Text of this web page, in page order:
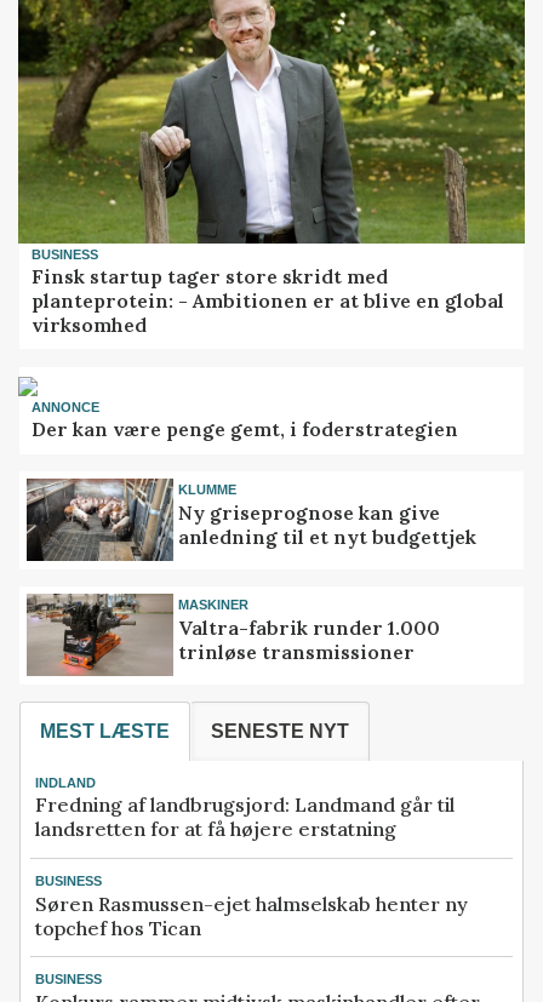
BUSINESS
Finsk startup tager store skridt med
planteprotein: - Ambitionen er at blive en global
virksomhed
ANNONCE
Der kan være penge gemt, i foderstrategien
KLUMME
Ny griseprognose kan give
anledning til et nyt budgettjek
MASKINER
Valtra-fabrik runder 1.000
trinløse transmissioner
MEST LÆSTE SENESTE NYT
INDLAND
Fredning af landbrugsjord: Landmand går til
landsretten for at få højere erstatning
BUSINESS
Søren Rasmussen-ejet halmselskab henter ny
topchef hos Tican
BUSINESS